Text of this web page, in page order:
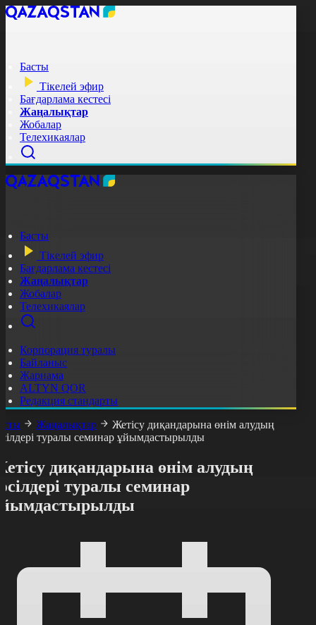
Басты
Тікелей эфир
Бағдарлама кестесі
Жаңалықтар
Жобалар
Телехикаялар
Басты
Тікелей эфир
Бағдарлама кестесі
Жаңалықтар
Жобалар
Телехикаялар
Корпорация туралы
Байланыс
Жарнама
ALTYN QOR
Редакция стандарты
Жаңалықтар
Жетісу диқандарына өнім алудың
туралы семинар ұйымдастырылды
диқандарына өнім алудың
туралы семинар